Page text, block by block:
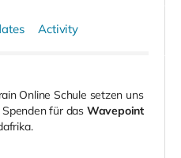
Activity
Online Schule setzen uns
für das Wavepoint